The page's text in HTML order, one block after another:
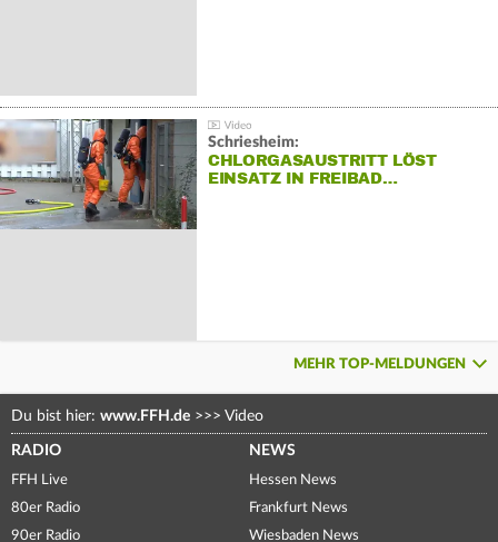
Schriesheim:
CHLORGASAUSTRITT LÖST
EINSATZ IN FREIBAD…
MEHR TOP-MELDUNGEN
Du bist hier: www.FFH.de >>> Video
RADIO
FFH Live
80er Radio
90er Radio
NEWS
Hessen News
Frankfurt News
Wiesbaden News